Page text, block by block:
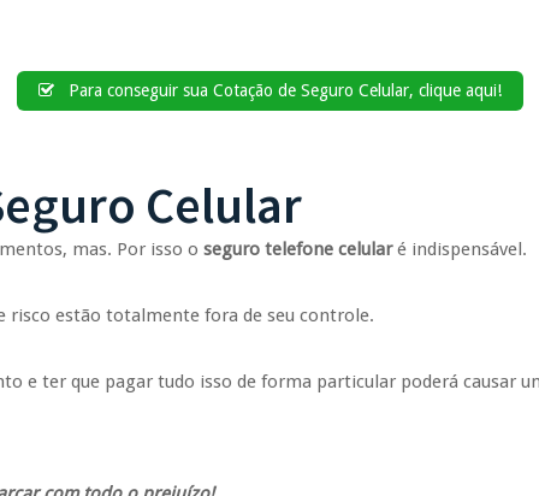
Para conseguir sua Cotação de Seguro Celular, clique aqui!
Celular
mas. Por isso o seguro telefone celularé indispensável.
risco estão totalmente fora de seu controle.
e ter que pagar tudo isso de forma particular poderá causar